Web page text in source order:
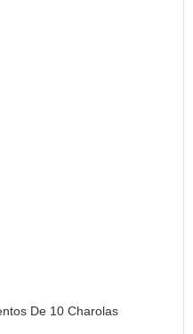
De 10 Charolas